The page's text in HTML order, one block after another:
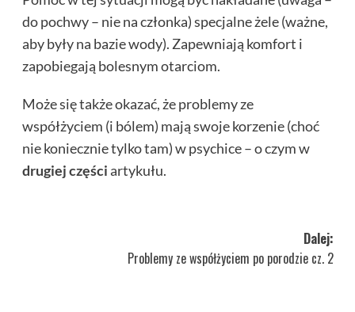
do pochwy – nie na członka) specjalne żele (ważne,
aby były na bazie wody). Zapewniają komfort i
zapobiegają bolesnym otarciom.
Może się także okazać, że problemy ze
współżyciem (i bólem) mają swoje korzenie (choć
nie koniecznie tylko tam) w psychice – o czym w
drugiej częściartykułu.
Dalej:
Problemy ze współżyciem po porodzie cz. 2